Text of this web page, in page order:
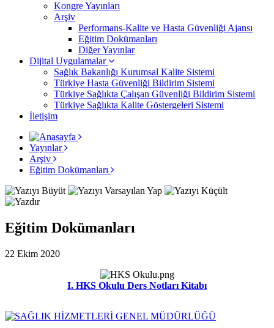
Kongre Yayınları
Arşiv
Performans-Kalite ve Hasta Güvenliği Ajansı
Eğitim Dokümanları
Diğer Yayınlar
Dijital Uygulamalar
Sağlık Bakanlığı Kurumsal Kalite Sistemi
​Türkiye Hasta Güvenliği Bildirim Sistemi
Türkiye Sağlıkta Çalışan Güvenliği Bildirim Sistemi
Türkiye Sağlıkta Kalite Göstergeleri Sistemi
İletişim
Yayınlar
Arşiv
Eğitim Dokümanları
Eğitim Dokümanları
22 Ekim 2020
I. HKS Okulu Ders Notları Kitabı